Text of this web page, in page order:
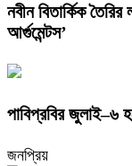
নবীন বিতার্কিক
আর্গুমেন্টস’
পাবিপ্রবির জুলাই–৬
জনপ্রিয়